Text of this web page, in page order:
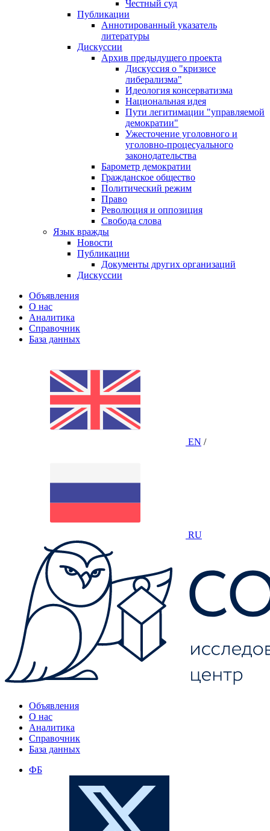
Честный суд
Публикации
Аннотированный указатель
литературы
Дискуссии
Архив предыдущего проекта
Дискуссия о "кризисе
либерализма"
Идеология консерватизма
Национальная идея
Пути легитимации "управляемой
демократии"
Ужесточение уголовного и
уголовно-процесуального
законодательства
Барометр демократии
Гражданское общество
Политический режим
Право
Революция и оппозиция
Свобода слова
Язык вражды
Новости
Публикации
Документы других организаций
Дискуссии
Объявления
О нас
Аналитика
Справочник
База данных
EN /
RU
Объявления
О нас
Аналитика
Справочник
База данных
ФБ